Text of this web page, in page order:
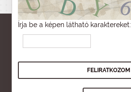
Írja be a képen látható karaktereket: